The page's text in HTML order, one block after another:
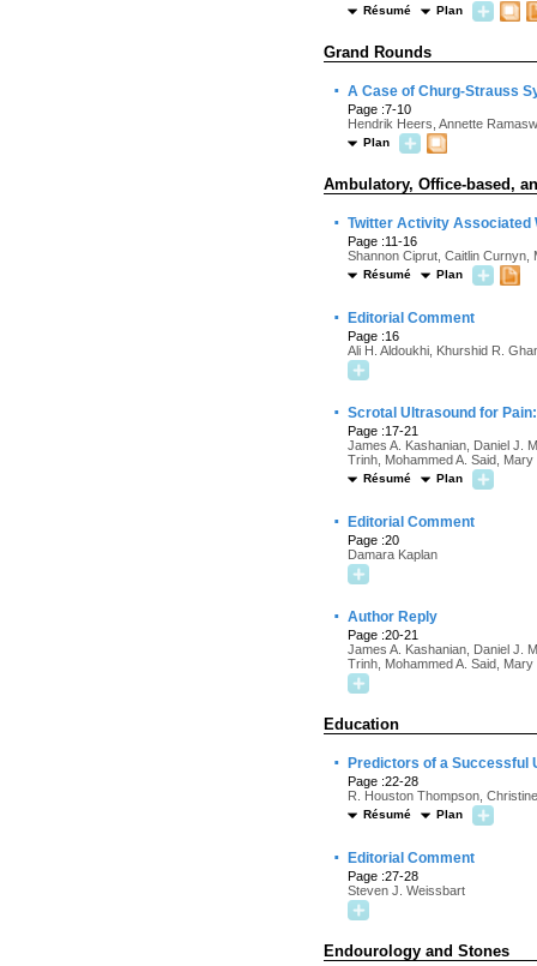
Résumé Plan
Grand Rounds
· A Case of Churg-Strauss
Page :7-10
Hendrik Heers, Annette
Plan
Ambulatory, Office-based,
· Twitter Activity Associated
Page :11-16
Shannon Ciprut, Caitlin
Résumé Plan
· Editorial Comment
Page :16
Ali H. Aldoukhi, Khurshid R.
· Scrotal Ultrasound for
Page :17-21
James A. Kashanian, Daniel J.
Trinh, Mohammed A. Said,
Résumé Plan
· Editorial Comment
Page :20
Damara Kaplan
· Author Reply
Page :20-21
James A. Kashanian, Daniel J.
Trinh, Mohammed A. Said,
Education
· Predictors of a Successful
Page :22-28
R. Houston Thompson,
Résumé Plan
· Editorial Comment
Page :27-28
Steven J. Weissbart
Endourology and Stones